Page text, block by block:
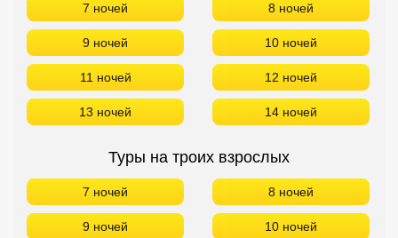
7 ночей 8 ночей
9 ночей 10 ночей
11 ночей 12 ночей
13 ночей 14 ночей
Туры на троих взрослых
7 ночей 8 ночей
9 ночей 10 ночей